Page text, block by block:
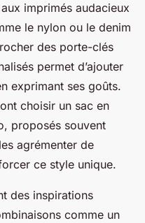
imprimés audacieux
le nylon ou le denim
des porte-clés
permet d’ajouter
exprimant ses goûts.
choisir un sac en
proposés souvent
agrémenter de
ce style unique.
des inspirations
comme un